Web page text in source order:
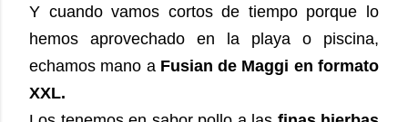
Y cuando vamos cortos de tiempo porque lo
hemos aprovechado en la playa o piscina,
echamos mano a Fusian de Maggi en formato
XXL.